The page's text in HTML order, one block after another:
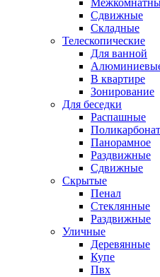
Сдвижные
Складные
Телескопические
Для ванной
В квартире
Зонирование
Для беседки
Распашные
Поликарбонат
Панорамное
Раздвижные
Сдвижные
Скрытые
Пенал
Стеклянные
Раздвижные
Уличные
Деревянные
Купе
Пвх